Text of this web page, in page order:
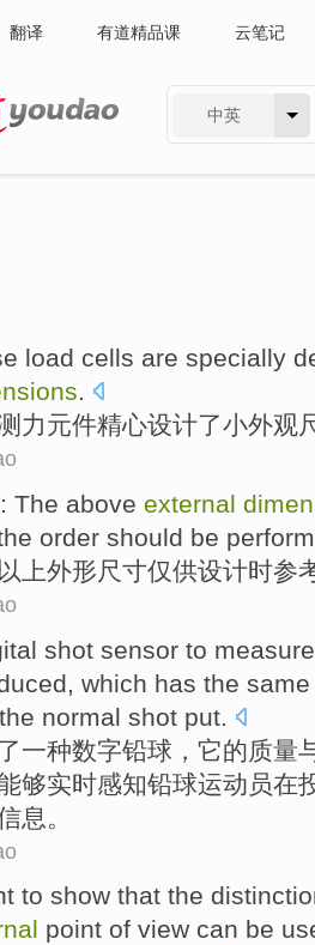
翻译 有道精品课 云笔记
中英
load cells are specially
.
力元件精心设计了小外观
: The above external
order should be
以上外形尺寸仅供设计时参
shot sensor to
which has the same
the normal shot put.
一种数字铅球 ， 它的质量
能够实时感知铅球运动员在
息。
to show that the
point of view can be